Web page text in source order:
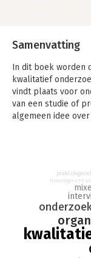
Samenvatting
In dit boek worden
kwalitatief
vindt plaats voor
van een studie of
algemeen idee
Kwalitatief
doorlopen van de
onderzoek door
beschrijven,
uitvoering te
In deze nieuwe
theoriegericht